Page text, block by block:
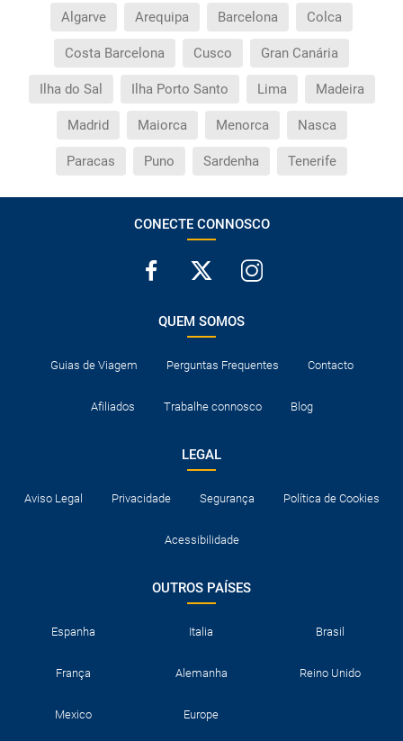
Algarve Arequipa Barcelona Colca
Costa Barcelona Cusco Gran Canária
Ilha do Sal Ilha Porto Santo Lima Madeira
Madrid Maiorca Menorca Nasca
Paracas Puno Sardenha Tenerife
CONECTE CONNOSCO
QUEM SOMOS
Guias de Viagem Perguntas Frequentes Contacto
Afiliados Trabalhe connosco Blog
LEGAL
Aviso Legal Privacidade Segurança Política de Cookies
Acessibilidade
OUTROS PAÍSES
Espanha Italia Brasil
França Alemanha Reino Unido
Mexico Europe